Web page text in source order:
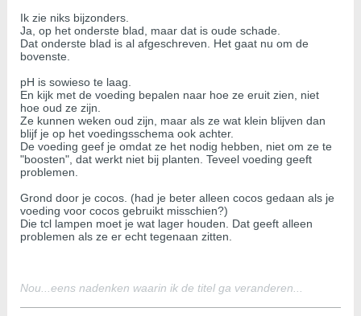
Ik zie niks bijzonders.
Ja, op het onderste blad, maar dat is oude schade.
Dat onderste blad is al afgeschreven. Het gaat nu om de
bovenste.
pH is sowieso te laag.
En kijk met de voeding bepalen naar hoe ze eruit zien, niet
hoe oud ze zijn.
Ze kunnen weken oud zijn, maar als ze wat klein blijven dan
blijf je op het voedingsschema ook achter.
De voeding geef je omdat ze het nodig hebben, niet om ze te
"boosten", dat werkt niet bij planten. Teveel voeding geeft
problemen.
Grond door je cocos. (had je beter alleen cocos gedaan als je
voeding voor cocos gebruikt misschien?)
Die tcl lampen moet je wat lager houden. Dat geeft alleen
problemen als ze er echt tegenaan zitten.
Nou...eens nadenken waarin ik de titel ga veranderen...